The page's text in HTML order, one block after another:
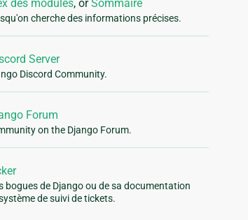
des modules, orSommaire
cherche des informations précises.
Server
Discord Community.
Forum
on the Django Forum.
bogues de Django ou de sa documentation
de suivi de tickets.